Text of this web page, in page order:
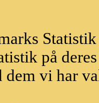
på
dem vi har